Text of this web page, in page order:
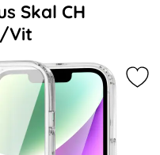
Skal CH
Vit